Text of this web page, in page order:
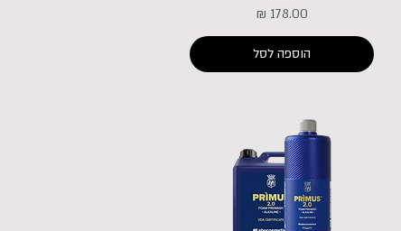
מחיר
הוספה לסל